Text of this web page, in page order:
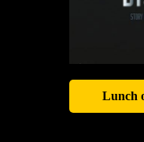
Lunch